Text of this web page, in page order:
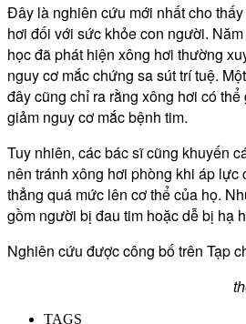
Đây là nghiên cứu mới nhất cho
hơi đối với sức khỏe con người.
học đã phát hiện xông hơi thường
nguy cơ mắc chứng sa sút trí tuệ.
đây cũng chỉ ra rằng xông hơi có
giảm nguy cơ mắc bệnh tim.
Tuy nhiên, các bác sĩ cũng khuyến
nên tránh xông hơi phòng khi áp lực
thẳng quá mức lên cơ thể của họ.
gồm người bị đau tim hoặc dễ bị hạ
Nghiên cứu được công bố trên Tạp
TAGS